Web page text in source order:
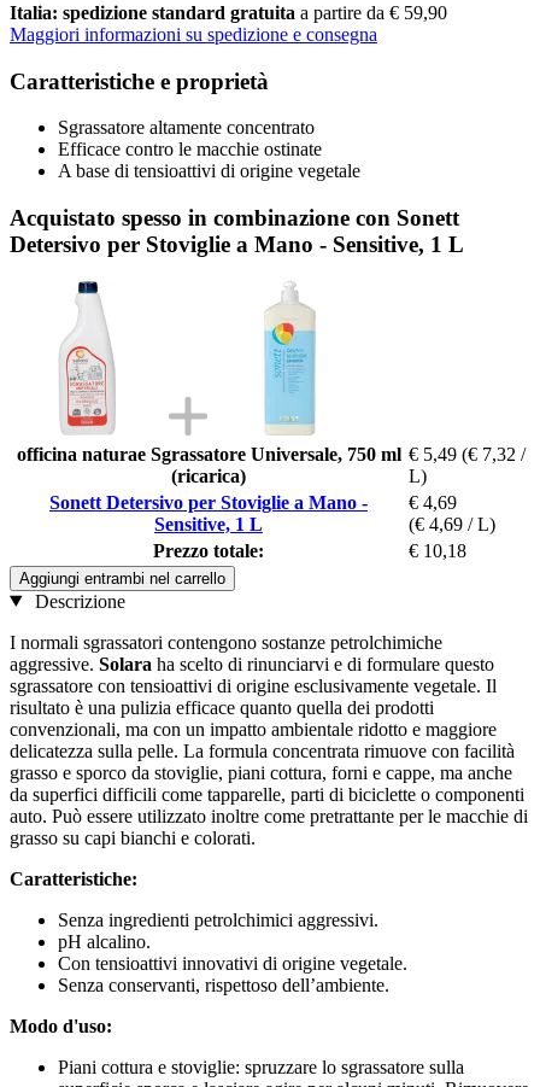
Italia: spedizione standard gratuita a partire da € 59,90
Maggiori informazioni su spedizione e consegna
Caratteristiche e proprietà
Sgrassatore altamente concentrato
Efficace contro le macchie ostinate
A base di tensioattivi di origine vegetale
Acquistato spesso in combinazione con Sonett
Detersivo per Stoviglie a Mano - Sensitive, 1 L
officina naturae Sgrassatore Universale, 750 ml
(ricarica)
€ 5,49 (€ 7,32 /
L)
Sonett Detersivo per Stoviglie a Mano -
Sensitive, 1 L
€ 4,69
(€ 4,69 / L)
Prezzo totale:
€ 10,18
Aggiungi entrambi nel carrello
Descrizione
I normali sgrassatori contengono sostanze petrolchimiche
aggressive. Solara ha scelto di rinunciarvi e di formulare questo
sgrassatore con tensioattivi di origine esclusivamente vegetale. Il
risultato è una pulizia efficace quanto quella dei prodotti
convenzionali, ma con un impatto ambientale ridotto e maggiore
delicatezza sulla pelle. La formula concentrata rimuove con facilità
grasso e sporco da stoviglie, piani cottura, forni e cappe, ma anche
da superfici difficili come tapparelle, parti di biciclette o componenti
auto. Può essere utilizzato inoltre come pretrattante per le macchie di
grasso su capi bianchi e colorati.
Caratteristiche:
Senza ingredienti petrolchimici aggressivi.
pH alcalino.
Con tensioattivi innovativi di origine vegetale.
Senza conservanti, rispettoso dell’ambiente.
Modo d'uso:
Piani cottura e stoviglie: spruzzare lo sgrassatore sulla